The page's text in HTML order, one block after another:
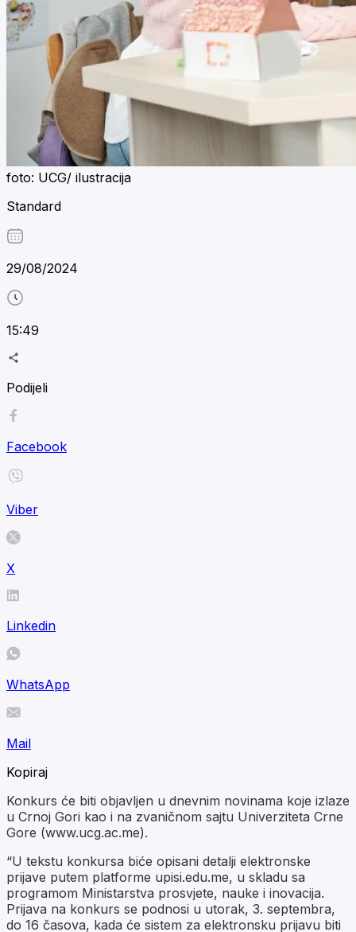
foto: UCG/ ilustracija
Standard
29/08/2024
15:49
Podijeli
Facebook
Viber
X
Linkedin
WhatsApp
Mail
Kopiraj
Konkurs će biti objavljen u dnevnim novinama koje izlaze
u Crnoj Gori kao i na zvaničnom sajtu Univerziteta Crne
Gore (www.ucg.ac.me).
“U tekstu konkursa biće opisani detalji elektronske
prijave putem platforme upisi.edu.me, u skladu sa
programom Ministarstva prosvjete, nauke i inovacija.
Prijava na konkurs se podnosi u utorak, 3. septembra,
do 16 časova, kada će sistem za elektronsku prijavu biti